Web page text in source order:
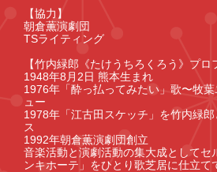
【協力】
朝倉薫演劇団
TSライティング
【竹内緑郎《たけうちろくろう》プロ
1948年8月2日 熊本生まれ
1976年「酔っ払ってみたい」歌〜牧
ュー
1978年「江古田スケッチ」を竹内緑
ス
1992年朝倉薫演劇団創立
音楽活動と演劇活動の集大成としてセ
ンキホーテ」をひとり歌芝居に仕立て